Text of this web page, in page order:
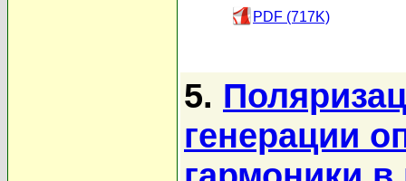
PDF (717K)
5.
генерации